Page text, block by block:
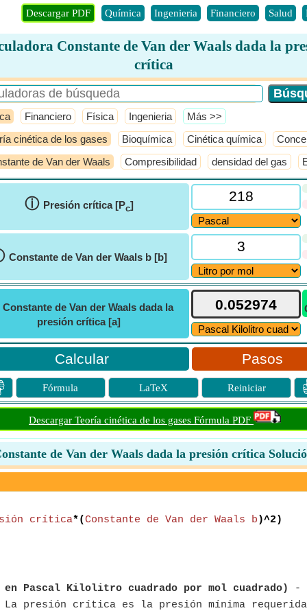
Descargar PDF Química Ingenieria Financiero Salud
Constante de Van der Waals dada la
crítica
Financiero Física Ingenieria
​Más >>
cinética de los gases
Bioquímica Cinética química
de Van der Waals
Compresibilidad densidad del gas
ⓘ Presión crítica [Pc]
Constante de Van der Waals b [b]
Constante de Van der Waals dada la
presión crítica [a]
Pasos
Fórmula LaTeX Reiniciar
Descargar Teoría cinética de los gases Fórmula PDF
de Van der Waals dada la presión crítica
crítica*(Constante de Van der Waals b )^2)
en Pascal Kilolitro cuadrado por mol cuadrado)
-
presión crítica es la presión mínima